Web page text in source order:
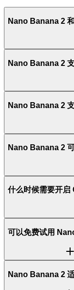
Nano Banana 2
Nano Banana 2
Nano Banana 2
Nano Banana 2
什么时候需要开启
可以免费试用
Nano Banana 2